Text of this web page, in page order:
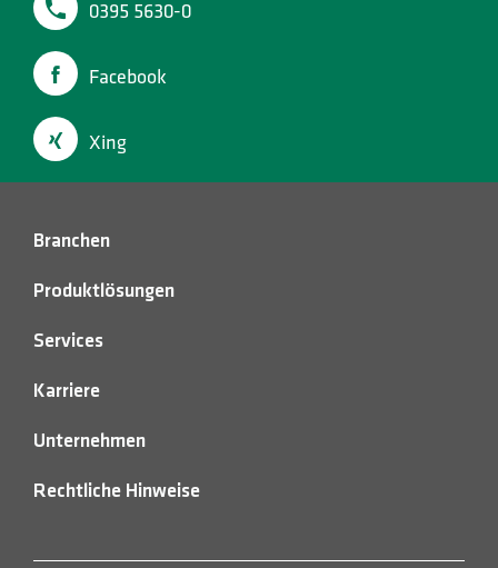
0395 5630-0
Facebook
Xing
Branchen
Produktlösungen
Services
Karriere
Unternehmen
Rechtliche Hinweise